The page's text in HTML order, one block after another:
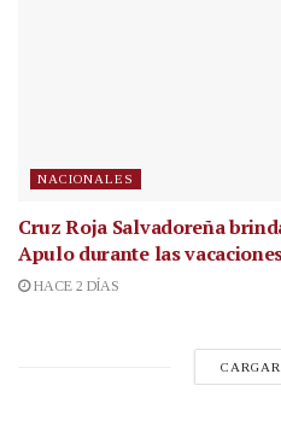
NACIONALES
Cruz Roja Salvadoreña
Apulo durante las
HACE 2 DÍAS